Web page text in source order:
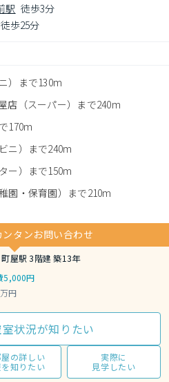
駅 徒歩3分
徒歩25分
）まで130m
店（スーパー）まで240m
170m
ニ）まで240m
ー）まで150m
園・保育園）まで210m
タンお問い合わせ
屋駅 3階建 築13年
5,000円
円
状況が知りたい
の詳しい
知りたい
実際に
見学したい